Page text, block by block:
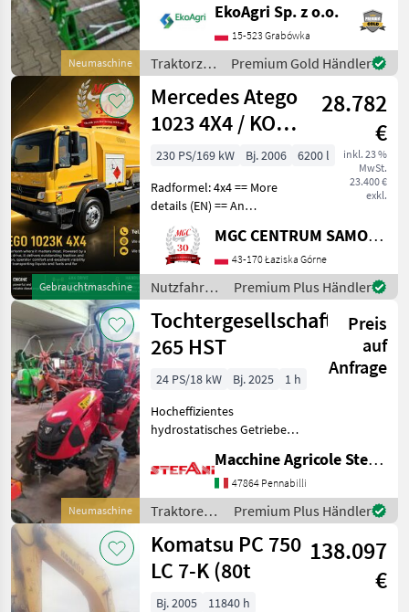
Neumaschine
Anbaukonsole, 3.
Steuerkreis Frontlader
IT1600 – leistungsstark,
robust und passgenau für
FENDT-Traktoren Der Fr
EkoAgri Sp. z o.o.
15-523 Grabówka
Traktorzubehör
/ Intertech
Premium Gold Händler
Gebrauchtmaschine
Mercedes Atego
1023 4X4 / KOBIT
/ 6200L /
SERVICED!
28.782
€
inkl. 23 %
MwSt.
23.400 €
exkl.
230 PS/169 kW Bj. 2006
6200 l
Radformel: 4x4 == More
details (EN) == An
authorized SUBARU dealer
has a unique Mercedes-
Benz for sale with 4x4 drive
and axle locks. The truck is
equipped with
MGC CENTRUM SAMOCHODOW DOSTAWCZYCH
43-170 Łaziska Górne
Nutzfahrzeuge
/ Mercedes
Premium Plus Händler
Neumaschine
Tochtergesellschaft
265 HST
Preis
auf
Anfrage
24 PS/18 kW Bj. 2025
1 h
Hocheffizientes
hydrostatisches Getriebe
stufenloser Regelung der
Fahrgeschwindigkeit vom
Stillstand bis 20, 8 km/h
vorwärts und rückwärts,
ges
Macchine Agricole Stefani Luciano
47864 Pennabilli
Traktoren /
Sonstige
Premium Plus Händler
Komatsu PC 750
LC 7-K (80t
138.097
€
Bj. 2005
11840 h